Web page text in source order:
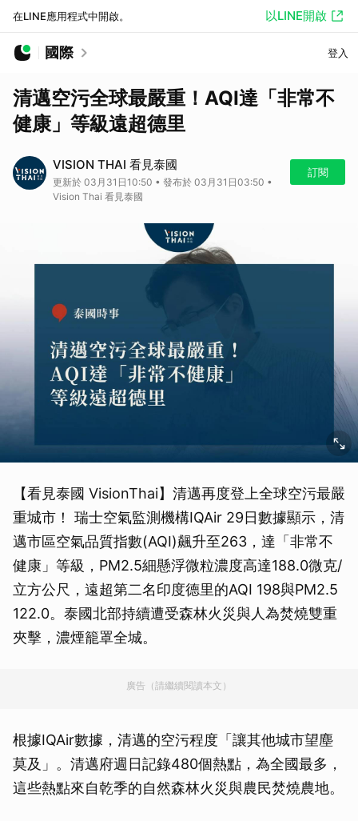
在LINE應用程式中開啟。 以LINE開啟
國際 登入
清邁空污全球最嚴重！AQI達「非常不
健康」等級遠超德里
VISION THAI 看見泰國
更新於 03月31日10:50 • 發布於 03月31日03:50 •
Vision Thai 看見泰國
訂閱
【看見泰國 VisionThai】清邁再度登上全球空污最嚴
重城市！ 瑞士空氣監測機構IQAir 29日數據顯示，清
邁市區空氣品質指數(AQI)飆升至263，達「非常不
健康」等級，PM2.5細懸浮微粒濃度高達188.0微克/
立方公尺，遠超第二名印度德里的AQI 198與PM2.5
122.0。泰國北部持續遭受森林火災與人為焚燒雙重
夾擊，濃煙籠罩全城。
廣告（請繼續閱讀本文）
根據IQAir數據，清邁的空污程度「讓其他城市望塵
莫及」。清邁府週日記錄480個熱點，為全國最多，
這些熱點來自乾季的自然森林火災與農民焚燒農地。